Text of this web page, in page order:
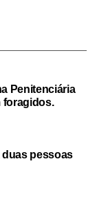
Penitenciária
foragidos.
duas pessoas